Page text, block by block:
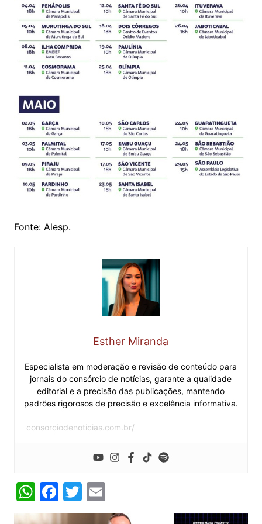
Fonte: Alesp.
Esther Miranda
Especialista em moderação e revisão de conteúdo para
jornais do consórcio de notícias, garante a qualidade
editorial e a precisão das publicações, mantendo
padrões rigorosos de precisão e excelência informativa.
consorciodenoticias.com.br/
W
h
F
a
T
w
E
m